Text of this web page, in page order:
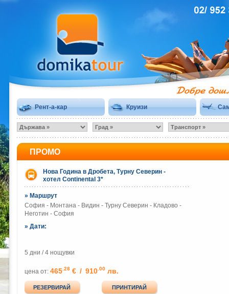
Рент-а-кар Круизи
ПРОМО
Нова Година в Дробета, Турну Северин -
хотел Continental 3*
» Маршрут
София - Монтана - Видин - Турну Северин - Кладово -
Неготин - София
» Дати:
5 дни / 4 нощувки
цена от: 465 .28 € / 910 .00 лв.
РЕЗЕРВИРАЙ ПРИНТИРАЙ